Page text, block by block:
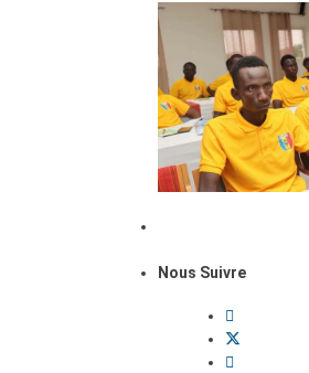
Nous Suivre